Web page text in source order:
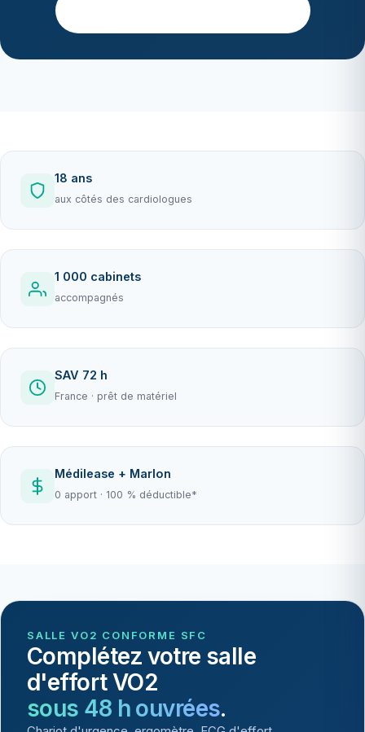
18 ans
aux côtés des cardiologues
1 000 cabinets
accompagnés
SAV 72 h
France · prêt de matériel
Médilease + Marlon
0 apport · 100 % déductible*
SALLE VO2 CONFORME SFC
Complétez votre salle
d'effort VO2
sous 48 h ouvrées.